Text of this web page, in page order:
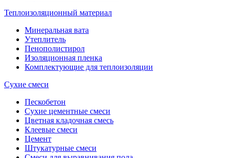
Теплоизоляционный материал
Минеральная вата
Утеплитель
Пенополистирол
Изоляционная пленка
Комплектующие для теплоизоляции
Сухие смеси
Пескобетон
Сухие цементные смеси
Цветная кладочная смесь
Клеевые смеси
Цемент
Штукатурные смеси